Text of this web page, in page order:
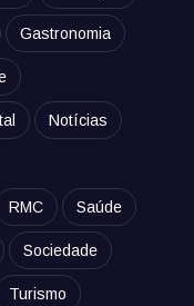
Gastronomia
Notícias
RMC Saúde
Sociedade
Turismo